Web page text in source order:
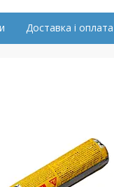
Доставка і оплата